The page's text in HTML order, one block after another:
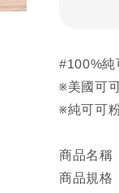
#100%純
※美國可
※純可可
商品名稱
商品規格